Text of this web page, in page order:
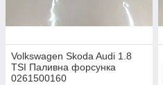
Volkswagen Skoda Audi 1.8
TSI Паливна форсунка
0261500160